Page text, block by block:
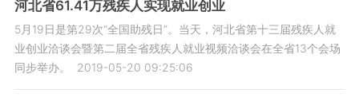
河北省61.41万残疾人实现就业创业
5月19日是第29次“全国助残日”。当天，河北省第十三届残疾人就
业创业洽谈会暨第二届全省残疾人就业视频洽谈会在全省13个会场
同步举办。
2019-05-20 09:25:06